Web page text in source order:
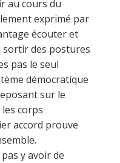
au cours du
exprimé par
écouter et
sortir des postures
pas le seul
démocratique
sur le
corps
accord prouve
y avoir de